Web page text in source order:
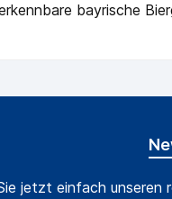
bayrische
jetzt einfach unseren